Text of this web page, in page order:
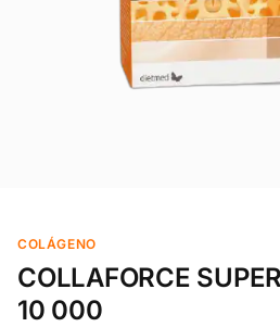
COLÁGENO
COLLAFORCE
10 000